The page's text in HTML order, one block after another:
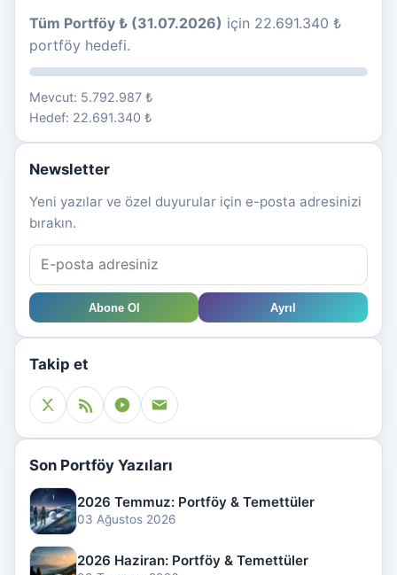
Tüm Portföy ₺ (31.07.2026) için 22.691.340 ₺
portföy hedefi.
Mevcut: 5.792.987 ₺
Hedef: 22.691.340 ₺
Newsletter
Yeni yazılar ve özel duyurular için e-posta adresinizi
bırakın.
Abone Ol Ayrıl
Takip et
Son Portföy Yazıları
2026 Temmuz: Portföy & Temettüler
03 Ağustos 2026
2026 Haziran: Portföy & Temettüler